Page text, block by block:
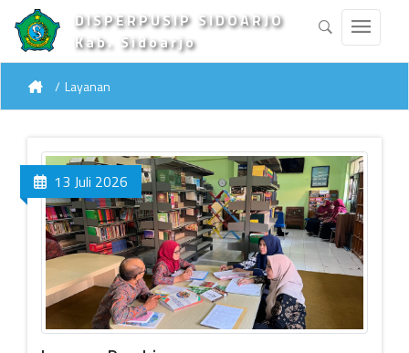
DISPERPUSIP SIDOARJO
Kab. Sidoarjo
Layanan
13 Juli 2026